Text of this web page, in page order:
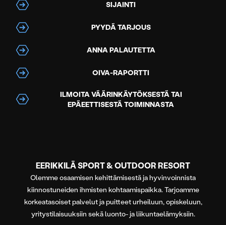
SIJAINTI
PYYDÄ TARJOUS
ANNA PALAUTETTA
OIVA-RAPORTTI
ILMOITA VÄÄRINKÄYTÖKSESTÄ TAI
EPÄEETTISESTÄ TOIMINNASTA
EERIKKILÄ SPORT & OUTDOOR RESORT
Olemme osaamisen kehittämisestä ja hyvinvoinnista
kiinnostuneiden ihmisten kohtaamispaikka. Tarjoamme
korkeatasoiset palvelut ja puitteet urheiluun, opiskeluun,
yritystilaisuuksiin sekä luonto- ja liikuntaelämyksiin.